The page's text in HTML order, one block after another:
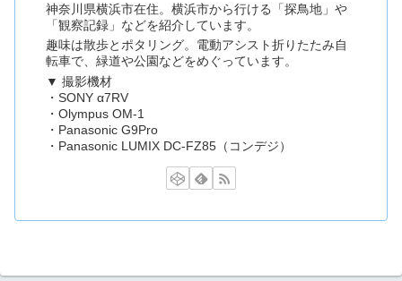
神奈川県横浜市在住。横浜市から行ける「探鳥地」や
「観察記録」などを紹介しています。
趣味は散歩とポタリング。電動アシスト折りたたみ自
転車で、緑道や公園などをめぐっています。
▼ 撮影機材
・SONY α7RV
・Olympus OM-1
・Panasonic G9Pro
・Panasonic LUMIX DC-FZ85（コンデジ）